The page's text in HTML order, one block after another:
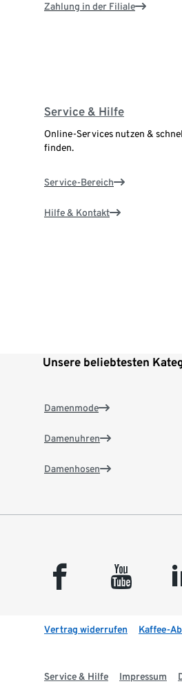
Zahlung in der Filiale
Service & Hilfe
Online-Services nutzen &
finden.
Service-Bereich
Hilfe & Kontakt
Unsere beliebtesten
Damenmode
Damenuhren
Damenhosen
facebook youtube
Vertrag widerrufen Kaffee-
Service & Hilfe Impressum